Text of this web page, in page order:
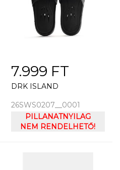
7.999 FT
DRK ISLAND
26SWS0207__0001
PILLANATNYILAG
NEM RENDELHETŐ!